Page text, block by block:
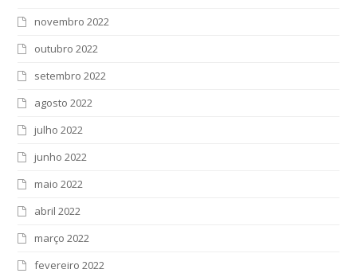
novembro 2022
outubro 2022
setembro 2022
agosto 2022
julho 2022
junho 2022
maio 2022
abril 2022
março 2022
fevereiro 2022